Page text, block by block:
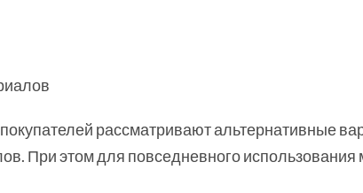
рассматривают альтернативные
При этом для повседневного использования